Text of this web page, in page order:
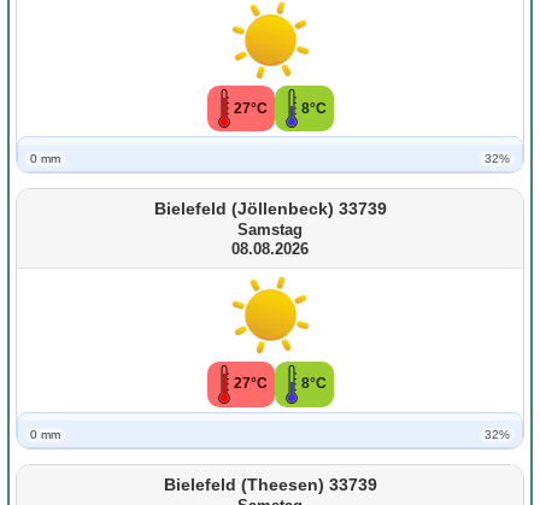
27°C 8°C
0 mm 32%
Bielefeld (Jöllenbeck) 33739
Samstag
08.08.2026
27°C 8°C
0 mm 32%
Bielefeld (Theesen) 33739